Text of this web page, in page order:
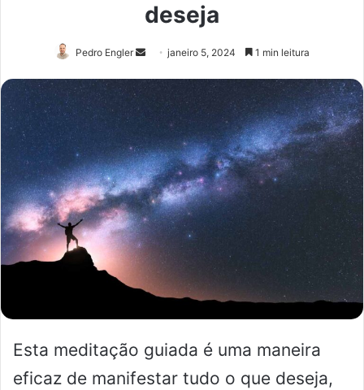
deseja
Pedro Engler
Mande
e-
janeiro 5, 2024 1 min leitura
Esta meditação guiada é uma maneira
eficaz de manifestar tudo o que deseja,